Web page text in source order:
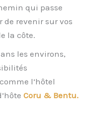
qui passe
de revenir sur vos
la côte.
les environs,
l’hôtel
Coru & Bentu.